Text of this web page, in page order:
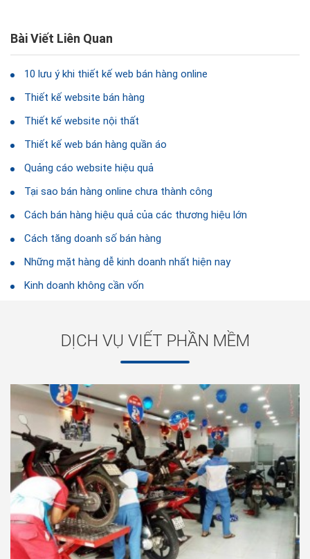
Bài Viết Liên Quan
10 lưu ý khi thiết kế web bán hàng online
Thiết kế website bán hàng
Thiết kế website nội thất
Thiết kế web bán hàng quần áo
Quảng cáo website hiệu quả
Tại sao bán hàng online chưa thành công
Cách bán hàng hiệu quả của các thương hiệu lớn
Cách tăng doanh số bán hàng
Những mặt hàng dễ kinh doanh nhất hiện nay
Kinh doanh không cần vốn
DỊCH VỤ VIẾT PHẦN MỀM